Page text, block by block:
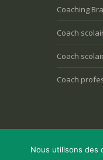
Coaching
Coach
Coach
Coach
Nous utilisons des